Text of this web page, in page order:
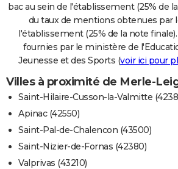
bac au sein de l'établissement (25% de
du taux de mentions obtenues par
l'établissement (25% de la note
fournies par le ministère de
Jeunesse et des Sports (voir ici pour
Villes à proximité de Merle-
Saint-Hilaire-Cusson-la-Valmitte
Apinac (42550)
Saint-Pal-de-Chalencon (43500)
Saint-Nizier-de-Fornas (42380)
Valprivas (43210)